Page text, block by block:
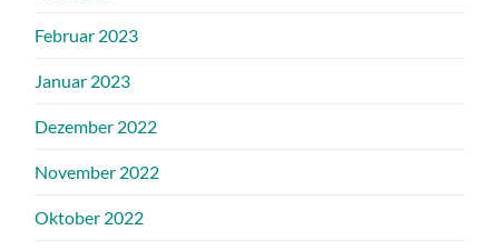
Februar 2023
Januar 2023
Dezember 2022
November 2022
Oktober 2022